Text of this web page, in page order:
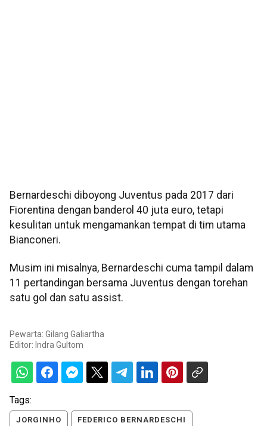
Bernardeschi diboyong Juventus pada 2017 dari
Fiorentina dengan banderol 40 juta euro, tetapi
kesulitan untuk mengamankan tempat di tim utama
Bianconeri.
Musim ini misalnya, Bernardeschi cuma tampil dalam
11 pertandingan bersama Juventus dengan torehan
satu gol dan satu assist.
Pewarta: Gilang Galiartha
Editor: Indra Gultom
Tags:
JORGINHO FEDERICO BERNARDESCHI